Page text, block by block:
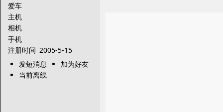
爱车
主机
相机
手机
注册时间 2005-5-15
发短消息
加为好友
当前离线